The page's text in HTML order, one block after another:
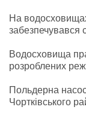
На
забезпечувався
Водосховища
розроблених
Польдерна
Чортківського